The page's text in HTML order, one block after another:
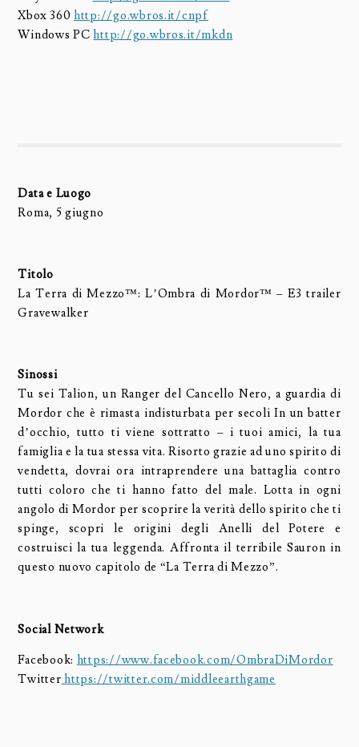
Xbox 360http://go.wbros.it/cnpf
Windows PChttp://go.wbros.it/mkdn
Data e Luogo
Roma, 5 giugno
Titolo
La Terra di Mezzo™: L’Ombra di Mordor™ – E3 trailer
Gravewalker
Sinossi
Tu sei Talion, un Ranger del Cancello Nero, a guardia di
Mordor che è rimasta indisturbata per secoli In un batter
d’occhio, tutto ti viene sottratto – i tuoi amici, la tua
famiglia e la tua stessa vita. Risorto grazie ad uno spirito di
vendetta, dovrai ora intraprendere una battaglia contro
tutti coloro che ti hanno fatto del male. Lotta in ogni
angolo di Mordor per scoprire la verità dello spirito che ti
spinge, scopri le origini degli Anelli del Potere e
costruisci la tua leggenda. Affronta il terribile Sauron in
questo nuovo capitolo de “La Terra di Mezzo”.
Social Network
Facebook: https://www.facebook.com/OmbraDiMordor
Twitter https://twitter.com/middleearthgame